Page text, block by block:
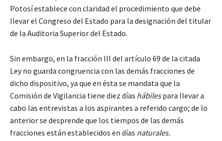
Potosí establece con claridad el procedimiento que debe
llevar el Congreso del Estado para la designación del titular
de la Auditoria Superior del Estado.
Sin embargo, en la fracción III del artículo 69 de la citada
Ley no guarda congruencia con las demás fracciones de
dicho dispositivo, ya que en ésta se mandata que la
Comisión de Vigilancia tiene diez días hábilespara llevar a
cabo las entrevistas a los aspirantes a referido cargo; de lo
anterior se desprende que los tiempos de las demás
fracciones están establecidos en días naturales.